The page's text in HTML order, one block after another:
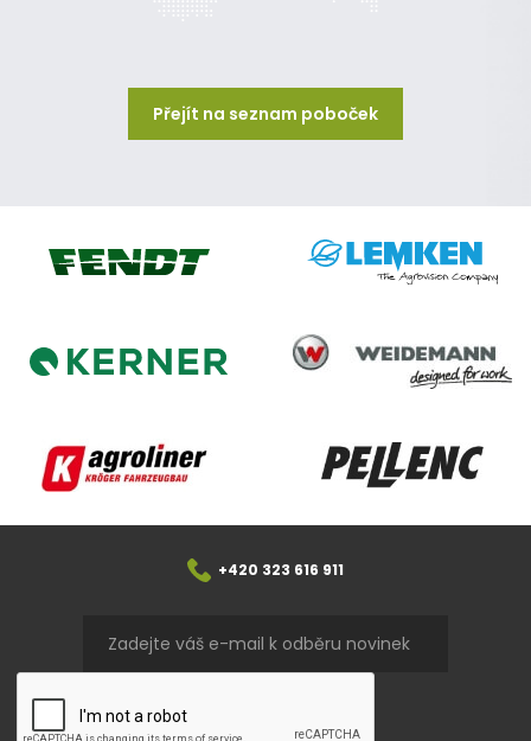
Přejít na seznam poboček
Fendt Lemken
Kerner
Weidemann
Agroliner Pellenc
+420 323 616 911